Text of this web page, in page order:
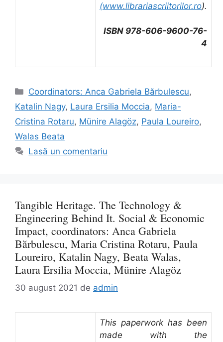
(www.librariascriitorilor.ro).
ISBN 978-606-9600-76-
4
Categorii
Coordinators: Anca Gabriela Bărbulescu,
Katalin Nagy, Laura Ersilia Moccia, Maria-
Cristina Rotaru, Münire Alagöz, Paula Loureiro,
Walas Beata
Lasă un comentariu
Tangible Heritage. The Technology &
Engineering Behind It. Social & Economic
Impact, coordinators: Anca Gabriela
Bărbulescu, Maria Cristina Rotaru, Paula
Loureiro, Katalin Nagy, Beata Walas,
Laura Ersilia Moccia, Münire Alagöz
30 august 2021 de admin
This paperwork has been
made with the